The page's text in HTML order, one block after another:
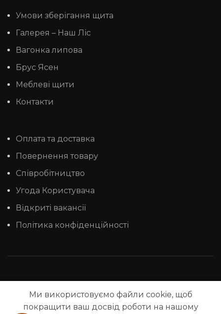
Умови зберігання щита
Галерея – Наш Ліс
Вагонка липова
Брус Ясен
Меблеві щити
Контакти
Оплата та доставка
Повернення товару
Співробітництво
Угода Користувача
Відкриті вакансії
Політика конфіденційності
Ми використовуємо файли cookie, щоб
покращити ваш досвід роботи на нашому